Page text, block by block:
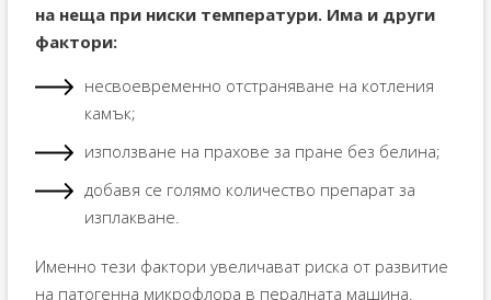
на неща при ниски температури. Има и други
фактори:
несвоевременно отстраняване на котления
камък;
използване на прахове за пране без белина;
добавя се голямо количество препарат за
изплакване.
Именно тези фактори увеличават риска от развитие
на патогенна микрофлора в пералната машина.